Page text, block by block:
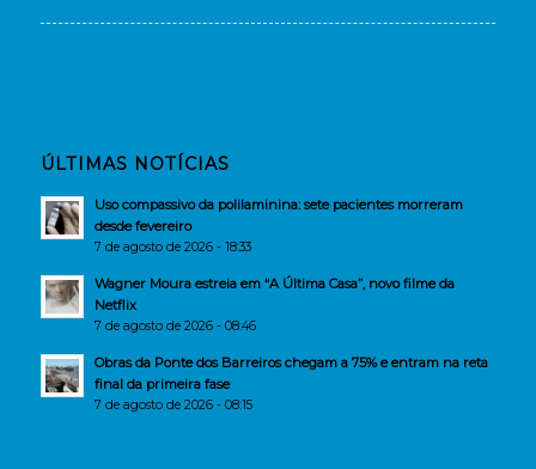
ÚLTIMAS NOTÍCIAS
Uso compassivo da polilaminina: sete pacientes morreram
desde fevereiro
7 de agosto de 2026 - 18:33
Wagner Moura estreia em “A Última Casa”, novo filme da
Netflix
7 de agosto de 2026 - 08:46
Obras da Ponte dos Barreiros chegam a 75% e entram na reta
final da primeira fase
7 de agosto de 2026 - 08:15